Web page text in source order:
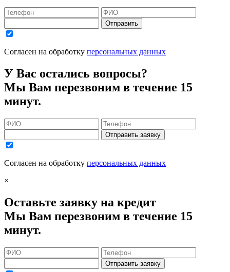
Отправить
Согласен на обработку персональных данных
У Вас остались вопросы?
Мы Вам перезвоним в течение 15
минут.
Отправить заявку
Согласен на обработку персональных данных
×
Оставьте заявку на кредит
Мы Вам перезвоним в течение 15
минут.
Отправить заявку